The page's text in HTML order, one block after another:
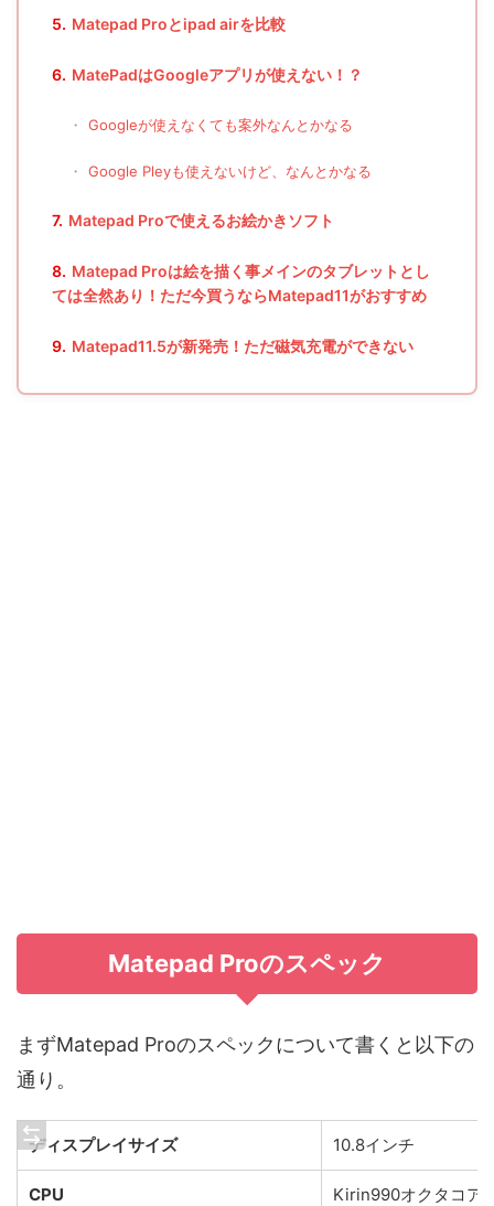
5. Matepad Proとipad airを比較
6. MatePadはGoogleアプリが使えない！？
・ Googleが使えなくても案外なんとかなる
・ Google Pleyも使えないけど、なんとかなる
7. Matepad Proで使えるお絵かきソフト
8. Matepad Proは絵を描く事メインのタブレットとし
ては全然あり！ただ今買うならMatepad11がおすすめ
9. Matepad11.5が新発売！ただ磁気充電ができない
Matepad Proのスペック
まずMatepad Proのスペックについて書くと以下の
通り。
ディスプレイサイズ 10.8インチ
CPU Kirin990オクタコア